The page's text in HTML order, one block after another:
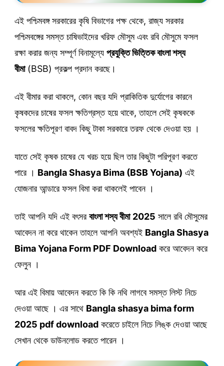
এই পশ্চিমবঙ্গ সরকারের কৃষি বিভাগের পক্ষ থেকে, রাজ্য সরকার
পশ্চিমবঙ্গের সমস্ত চাষিভাইদের খরিফ মৌসুম এবং রবি মৌসুমে ফসল
রক্ষা করার জন্য সম্পূর্ণ বিনামূল্যে প্রযুক্তি ভিত্তিক বাংলা শস্য
বীমা(BSB) প্রকল্প প্রদান করছে।
এই বীমার করা থাকলে, কোন বছর যদি প্রাকিতিক দুর্যোগের কারনে
কৃষকদের চাষের ফসল ক্ষতিগ্রস্ত হয়ে থাকে, তাহলে সেই কৃষককে
ফসলের ক্ষতিপূরণ বাবদ কিছু টাকা সরকারে তরফ থেকে দেওয়া হয় ।
যাতে সেই কৃষক চাষের যে খরচ হয়ে ছিল তার কিছুটা পরিপূরণ করতে
পারে । Bangla Shasya Bima (BSB Yojana) এই
যোজনার আন্ডারে ফসল বিমা করা থাকলেই পাবেন ।
তাই আপনি যদি এই বৎসরবাংলা শস্য বীমা 2025 সালে রবি মৌসুমের
আবেদন না করে থাকেন তাহলে আপনি অবশ্যই Bangla Shasya
Bima Yojana Form PDF Download করে আবেদন করে
ফেলুন ।
আর এই বিমায় আবেদন করতে কি কি নথি লাগবে সমস্ত লিস্ট নিচে
দেওয়া আছে । এর সাথে Bangla shasya bima form
2025 pdf download করেতে চাইলে নিচে লিঙ্ক দেওয়া আছে
সেখান থেকে ডাউনলোড করতে পারেন ।